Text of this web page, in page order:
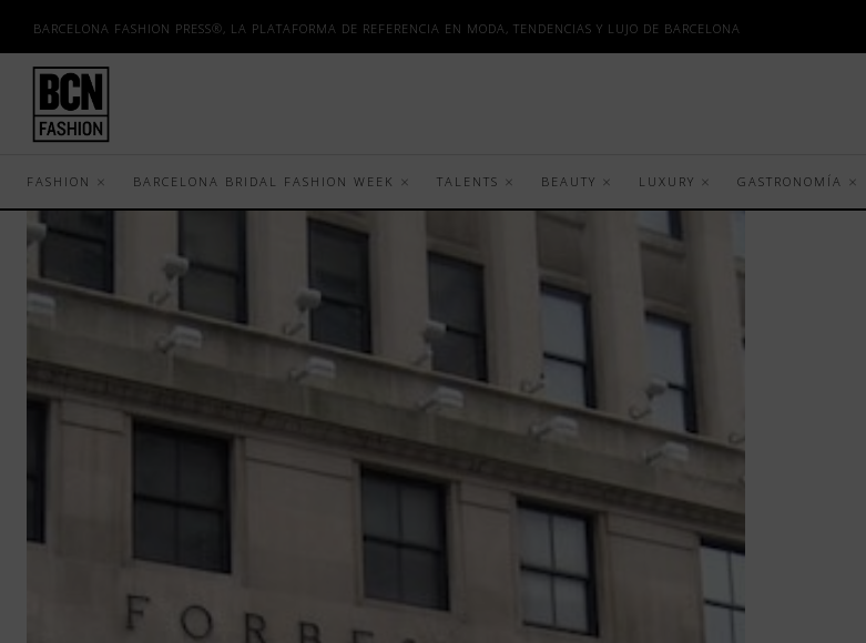
BARCELONA FASHION PRESS®, LA PLATAFORMA DE REFERENCIA EN MODA, TENDENCIAS Y LUJO DE BARCELONA
FASHION BARCELONA BRIDAL FASHION WEEK TALENTS BEAUTY LUXURY GASTRONOMÍA